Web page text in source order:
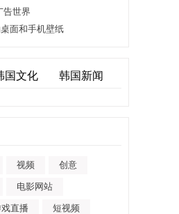
告世界
面和手机壁纸
国文化 韩国新闻
视频 创意
电影网站
直播 短视频